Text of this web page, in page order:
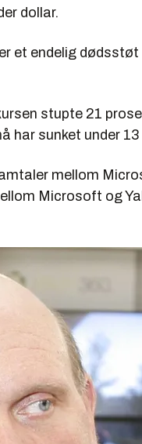
dollar.
et endelig
stupte 21
har sunket under
mellom
Microsoft og